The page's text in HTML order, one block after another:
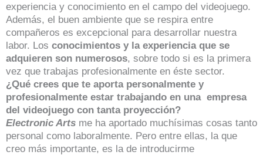
experiencia y conocimiento en el campo del videojuego.
Además, el buen ambiente que se respira entre
compañeros es excepcional para desarrollar nuestra
labor. Los conocimientos y la experiencia que se
adquieren son numerosos, sobre todo si es la primera
vez que trabajas profesionalmente en éste sector.
¿Qué crees que te aporta personalmente y
profesionalmente estar trabajando en una empresa
del videojuego con tanta proyección?
Electronic Arts me ha aportado muchísimas cosas tanto
personal como laboralmente. Pero entre ellas, la que
creo más importante, es la de introducirme